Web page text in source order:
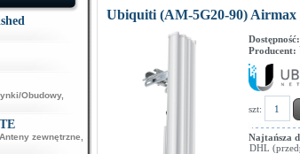
Obudowy,
Anteny zewnętrzne
Ubiquiti (AM-5G20-90) Airmax
Dostępność:
Producent:
szt:
Najtańsza
DHL